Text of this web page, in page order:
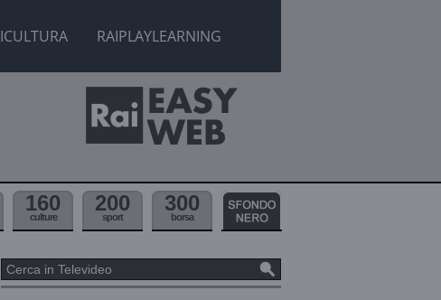
RAIPLAYLEARNING
160
culture
200
sport
300
borsa